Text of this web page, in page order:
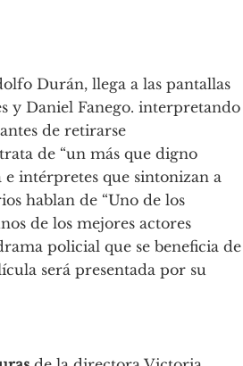
Durán, llega a las pantallas
y Daniel Fanego. interpretando
de retirarse
de “un más que digno
intérpretes que sintonizan a
hablan de “Uno de los
de los mejores actores
policial que se beneficia de
será presentada por su